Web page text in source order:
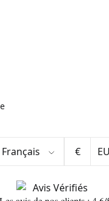
€